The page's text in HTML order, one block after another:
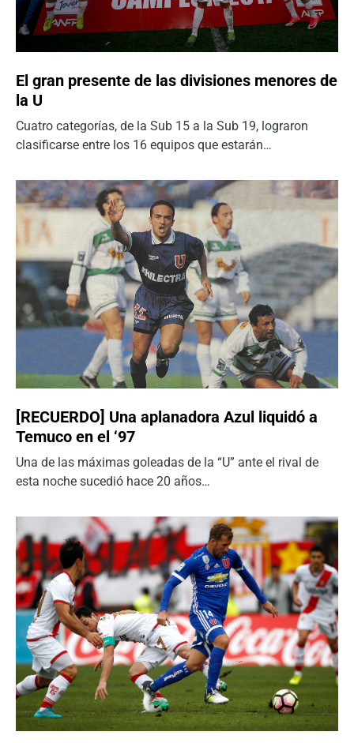
El gran presente de las divisiones menores de
la U
Cuatro categorías, de la Sub 15 a la Sub 19, lograron
clasificarse entre los 16 equipos que estarán…
[RECUERDO] Una aplanadora Azul liquidó a
Temuco en el ‘97
Una de las máximas goleadas de la “U” ante el rival de
esta noche sucedió hace 20 años…